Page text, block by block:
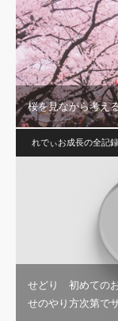
桜を見ながら考え
れでぃお成長の全記録
せどり 初めての
せのやり方次第で